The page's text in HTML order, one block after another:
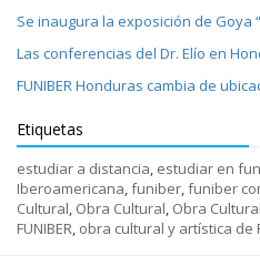
Se inaugura la exposición de Goya
Las conferencias del Dr. Elío en
FUNIBER Honduras cambia de
Etiquetas
estudiar a distancia estudiar en
Iberoamericana funiber funiber
Cultural Obra Cultural Obra
FUNIBER obra cultural y artística de